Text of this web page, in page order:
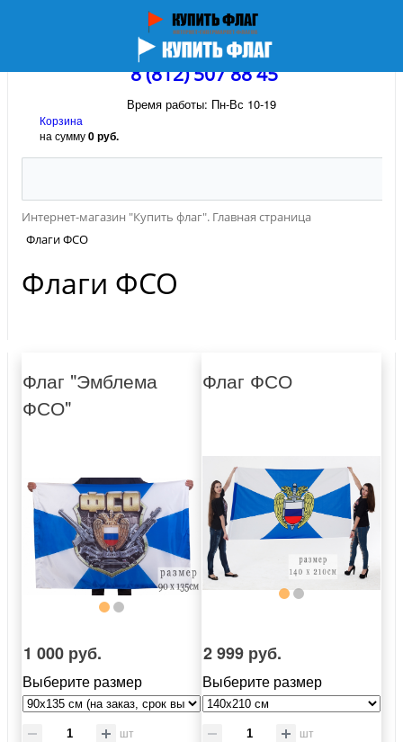
8 (812) 507 88 45
Время работы: Пн-Вс 10-19
Корзина
на сумму0 руб.
Интернет-магазин "Купить флаг". Главная страница
Флаги ФСО
Флаги ФСО
Флаг "Эмблема
ФСО"
1 000 руб.
Выберите размер
шт
Флаг ФСО
2 999 руб.
Выберите размер
шт